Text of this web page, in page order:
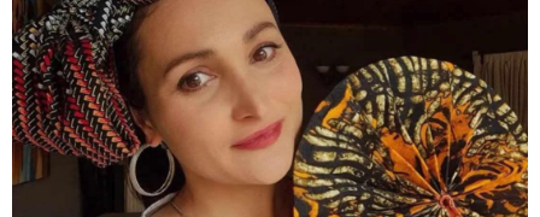
2008 წლის რუსეთ-საქართველოს
ომიდან 18 წელი გავიდა